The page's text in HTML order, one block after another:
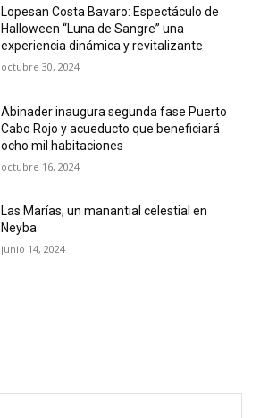
Lopesan Costa Bavaro: Espectáculo de
Halloween “Luna de Sangre” una
experiencia dinámica y revitalizante
octubre 30, 2024
Abinader inaugura segunda fase Puerto
Cabo Rojo y acueducto que beneficiará
ocho mil habitaciones
octubre 16, 2024
Las Marías, un manantial celestial en
Neyba
junio 14, 2024